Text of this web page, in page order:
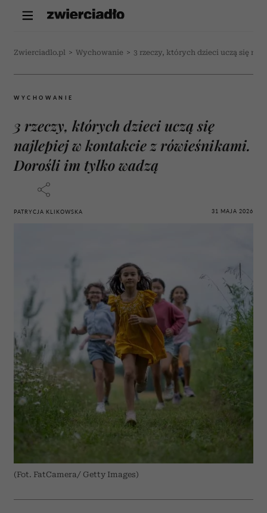
Zwierciadlo.pl > Wychowanie > 3 rzeczy, których dzieci uczą się
WYCHOWANIE
3 rzeczy, których dzieci uczą się
najlepiej w kontakcie z rówieśnikami.
Dorośli im tylko wadzą
PATRYCJA KLIKOWSKA 31 MAJA 2026
(Fot. FatCamera/ Getty Images)